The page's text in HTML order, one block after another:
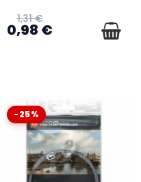
1,31 €
0,98 €
-25%